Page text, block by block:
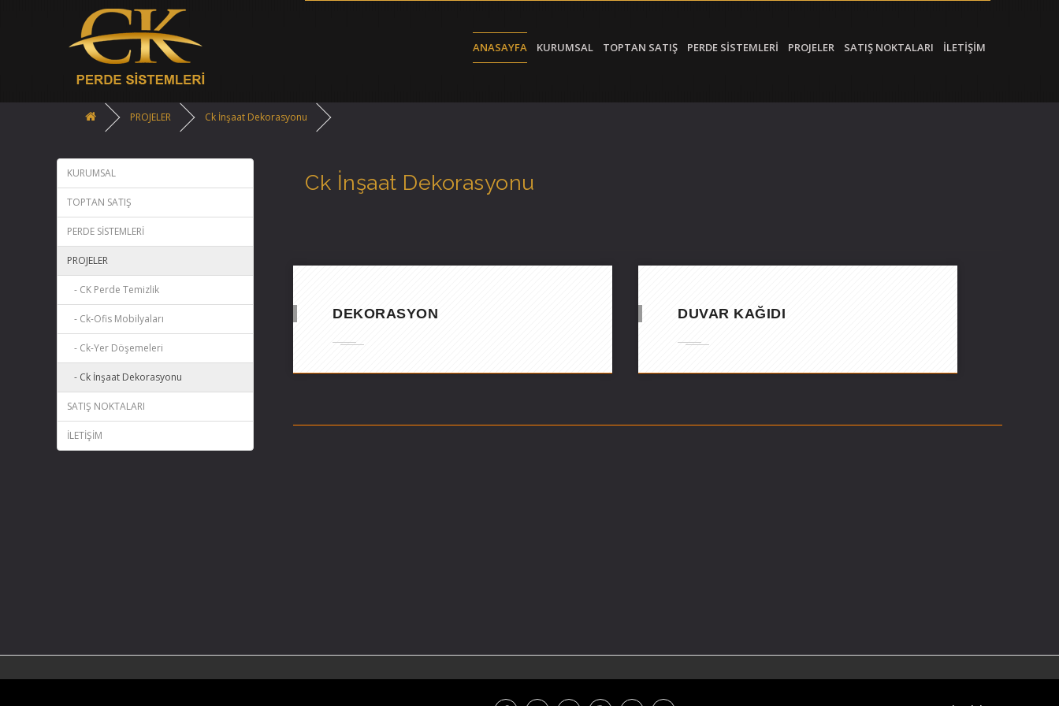
ANASAYFA KURUMSAL TOPTAN SATIŞ PERDE SİSTEMLERİ PROJELER SATIŞ NOKTALARI İLETİŞİM
PROJELER Ck İnşaat Dekorasyonu
KURUMSAL
TOPTAN SATIŞ
PERDE SİSTEMLERİ
PROJELER
- CK Perde Temizlik
- Ck-Ofis Mobilyaları
- Ck-Yer Döşemeleri
- Ck İnşaat Dekorasyonu
SATIŞ NOKTALARI
İLETİŞİM
Ck İnşaat Dekorasyonu
DEKORASYON DUVAR KAĞIDI